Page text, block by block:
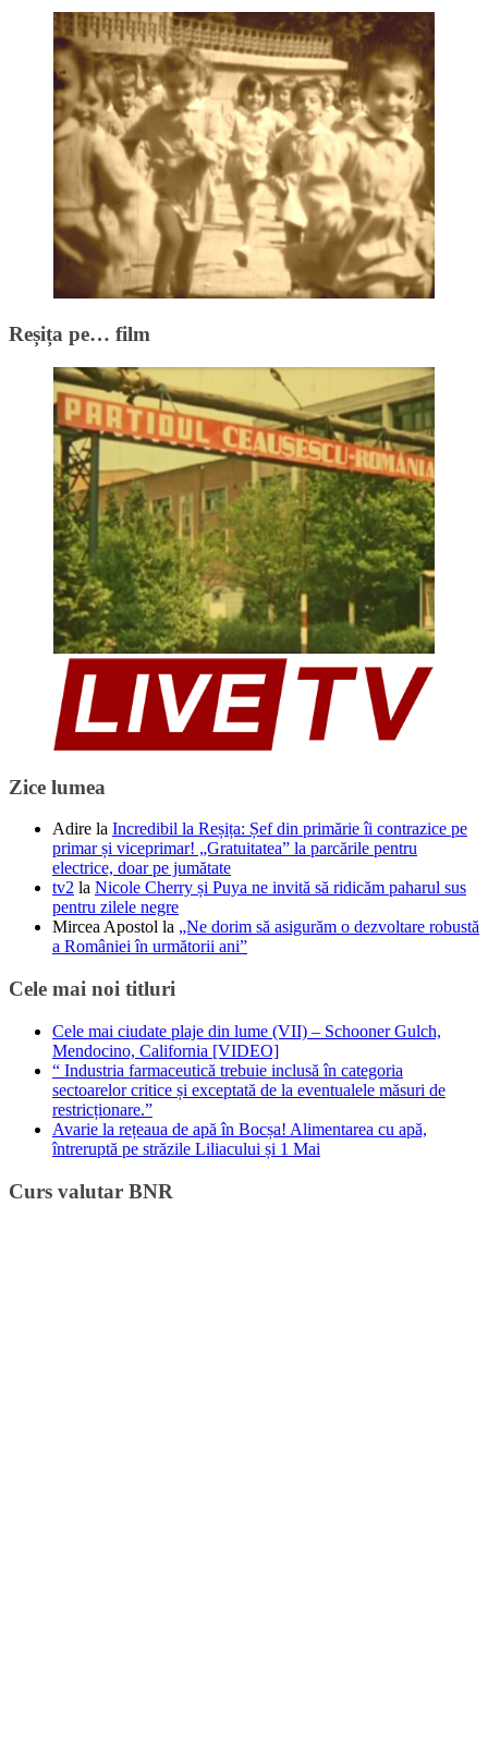
Reșița pe… film
Zice lumea
Adire la Incredibil la Reșița: Șef din primărie îi contrazice pe
primar și viceprimar! „Gratuitatea” la parcările pentru
electrice, doar pe jumătate
tv2 la Nicole Cherry și Puya ne invită să ridicăm paharul sus
pentru zilele negre
Mircea Apostol la „Ne dorim să asigurăm o dezvoltare robustă
a României în următorii ani”
Cele mai noi titluri
Cele mai ciudate plaje din lume (VII) – Schooner Gulch,
Mendocino, California [VIDEO]
“ Industria farmaceutică trebuie inclusă în categoria
sectoarelor critice și exceptată de la eventualele măsuri de
restricționare.”
Avarie la rețeaua de apă în Bocșa! Alimentarea cu apă,
întreruptă pe străzile Liliacului și 1 Mai
Curs valutar BNR